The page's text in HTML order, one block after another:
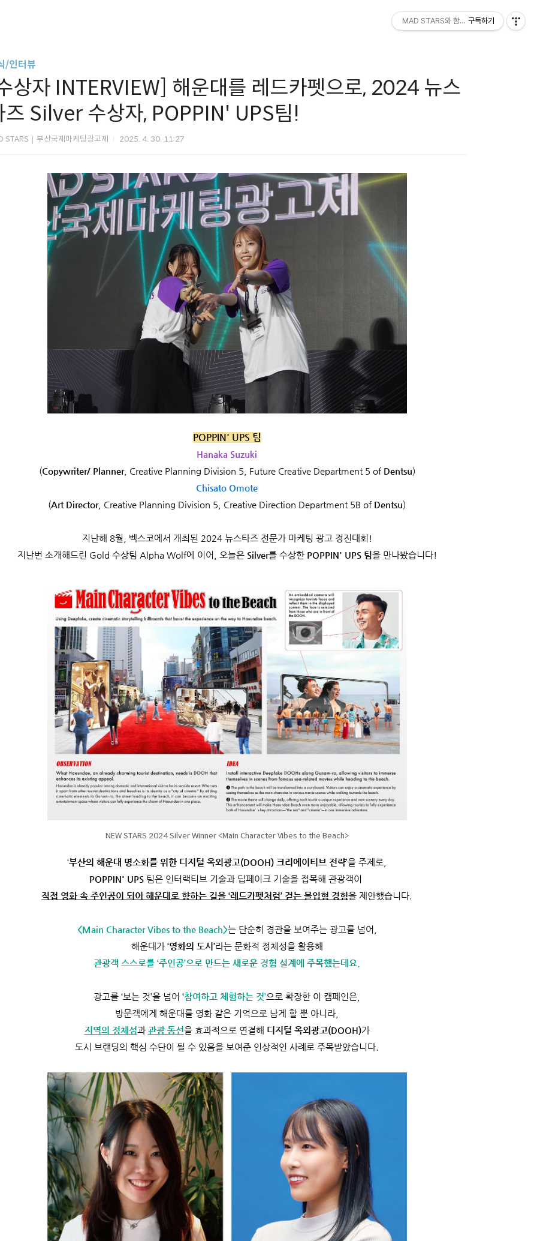
/인터뷰
상자 INTERVIEW] 해운대를 레드카펫으로, 2024 뉴스
즈 Silver 수상자, POPPIN' UPS팀!
STARS｜부산국제마케팅광고제 2025. 4. 30. 11:27
POPPIN' UPS 팀
Hanaka Suzuki
(Copywriter/ Planner, Creative Planning Division 5, Future Creative Department 5 of Dentsu)
Chisato Omote
(Art Director, Creative Planning Division 5, Creative Direction Department 5B of Dentsu)
지난해 8월, 벡스코에서 개최된 2024 뉴스타즈 전문가 마케팅 광고 경진대회!
지난번 소개해드린 Gold 수상팀 Alpha Wolf에 이어, 오늘은 Silver를 수상한 POPPIN' UPS 팀을 만나봤습니다!
NEW STARS 2024 Silver Winner <Main Character Vibes to the Beach>
‘부산의 해운대 명소화를 위한 디지털 옥외광고(DOOH) 크리에이티브 전략’을 주제로,
POPPIN' UPS 팀은 인터랙티브 기술과 딥페이크 기술을 접목해 관광객이
직접 영화 속 주인공이 되어 해운대로 향하는 길을 ‘레드카펫처럼’ 걷는 몰입형 경험을 제안했습니다.
<Main Character Vibes to the Beach>는 단순히 경관을 보여주는 광고를 넘어,
해운대가 ‘영화의 도시’라는 문화적 정체성을 활용해
관광객 스스로를 ‘주인공’으로 만드는 새로운 경험 설계에 주목했는데요.
광고를 ‘보는 것’을 넘어 ‘참여하고 체험하는 것’으로 확장한 이 캠페인은,
방문객에게 해운대를 영화 같은 기억으로 남게 할 뿐 아니라,
지역의 정체성과 관광 동선을 효과적으로 연결해 디지털 옥외광고(DOOH)가
도시 브랜딩의 핵심 수단이 될 수 있음을 보여준 인상적인 사례로 주목받았습니다.
MAD STARS와 함께하세요!
구독하기